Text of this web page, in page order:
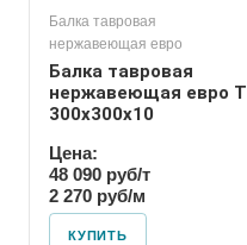
Балка тавровая
нержавеющая евро
Балка тавровая
нержавеющая евро T
300х300х10
Цена:
48 090 руб/т
2 270 руб/м
КУПИТЬ